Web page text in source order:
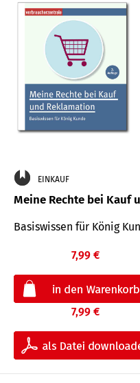
EINKAUF
Meine Rechte bei Kauf
Basiswissen für König
7,99 €
7,99 €